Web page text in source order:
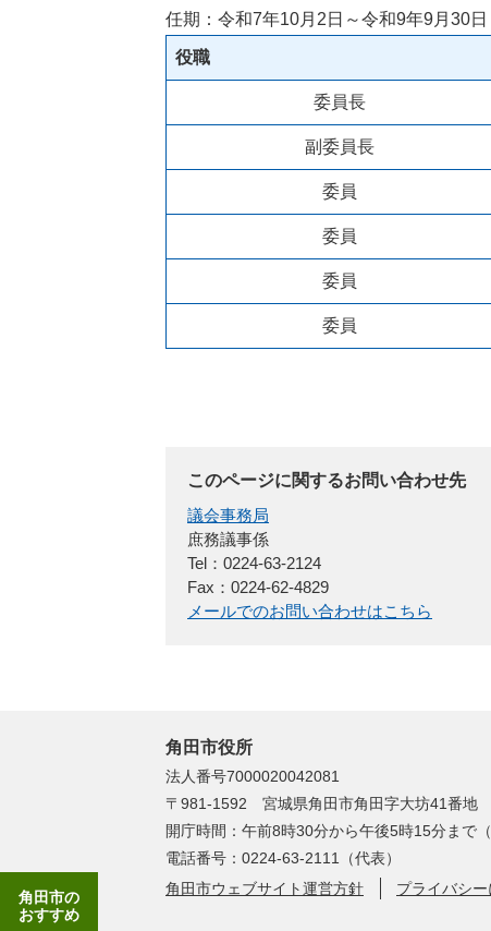
任期：令和7年10月2日～令和9年9月30日
役職
委員長
副委員長
委員
委員
委員
委員
このページに関するお問い合わせ先
議会事務局
庶務議事係
Tel：0224-63-2124
Fax：0224-62-4829
メールでのお問い合わせはこちら
角田市役所
法人番号7000020042081
〒981-1592 宮城県角田市角田字大坊41番地
開庁時間：午前8時30分から午後5時15分まで
電話番号：0224-63-2111（代表）
角田市ウェブサイト運営方針
プライバシー
角田市の
おすすめ